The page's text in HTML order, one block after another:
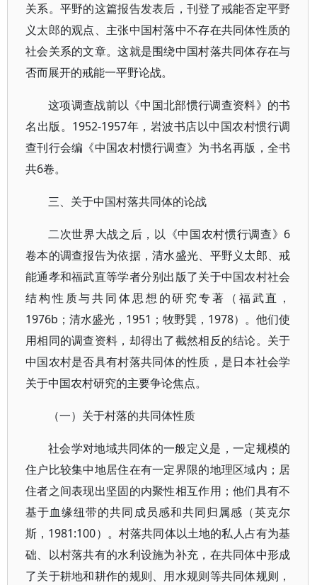
关系。平野的这篇报告发表后，刊登了戒能否定平野
义太郎的观点、主张中国村落中不存在共同体性质的
社会关系的文章。这就是围绕中国村落共同体存在与
否而展开的戒能一平野论战。
这项调查战前以《中国北部惯行调查资料》的书
名出版。1952-1957年，岩波书店以中国农村惯行调
查刊行会编《中国农村惯行调查》为书名再版，全书
共6卷。
三、关于中国村落共同体的论战
二次世界大战之后，以《中国农村惯行调查》6
卷本的调查报告为依据，清水盛光、平野义太郎、戒
能通孝和福武直等学者分别出版了关于中国农村社会
结构性质与共同体思想的研究专著（福武直，
1976b；清水盛光，1951；牧野巽，1978）。他们使
用相同的调查资料，却得出了截然相反的结论。关于
中国农村是否具有村落共同体的性质，是日本社会学
关于中国农村研究的主要争论焦点。
（一）关于村落的共同体性质
社会学对地域共同体的一般定义是，一定规模的
住户比较集中地居住在有一定界限的地理区域内；居
住者之间表现出坚固的内聚性相互作用；他们具有不
基于血缘纽带的共同成员感和共同归属感（英克尔
斯，1981:100）。村落共同体以土地的私人占有为基
础、以村落共有的水利设施为补充，在共同体中形成
了关于耕地和耕作的规则、用水规则等共同体规则，